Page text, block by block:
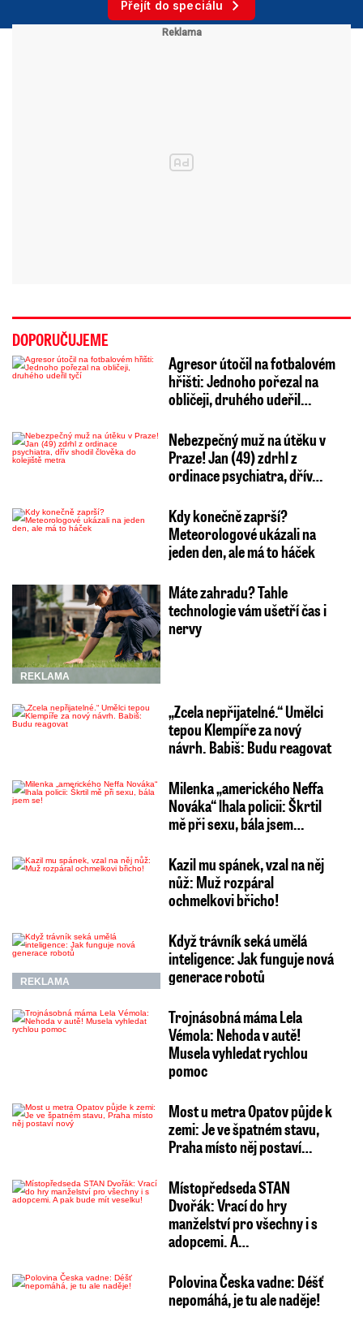
Přejít do speciálu
DOPORUČUJEME
Agresor útočil na fotbalovém
hřišti: Jednoho pořezal na
obličeji, druhého udeřil…
Nebezpečný muž na útěku v
Praze! Jan (49) zdrhl z
ordinace psychiatra, dřív…
Kdy konečně zaprší?
Meteorologové ukázali na
jeden den, ale má to háček
REKLAMA
Máte zahradu? Tahle
technologie vám ušetří čas i
nervy
„Zcela nepřijatelné.“ Umělci
tepou Klempíře za nový
návrh. Babiš: Budu reagovat
Milenka „amerického Neffa
Nováka“ lhala policii: Škrtil
mě při sexu, bála jsem…
Kazil mu spánek, vzal na něj
nůž: Muž rozpáral
ochmelkovi břicho!
REKLAMA
Když trávník seká umělá
inteligence: Jak funguje nová
generace robotů
Trojnásobná máma Lela
Vémola: Nehoda v autě!
Musela vyhledat rychlou
pomoc
Most u metra Opatov půjde k
zemi: Je ve špatném stavu,
Praha místo něj postaví…
Místopředseda STAN
Dvořák: Vrací do hry
manželství pro všechny i s
adopcemi. A…
Polovina Česka vadne: Déšť
nepomáhá, je tu ale naděje!